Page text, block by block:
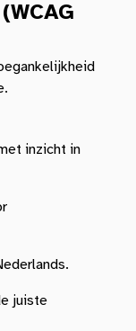
inzicht in
juiste